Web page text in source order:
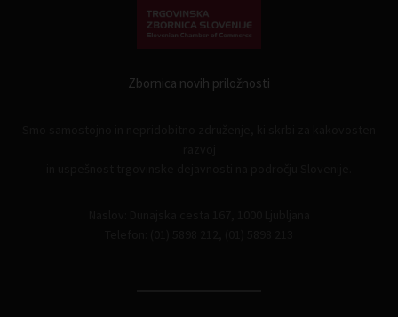
Zbornica novih priložnosti